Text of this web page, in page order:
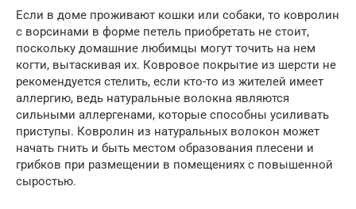
Если в доме проживают кошки или собаки, то ковролин
с ворсинами в форме петель приобретать не стоит,
поскольку домашние любимцы могут точить на нем
когти, вытаскивая их. Ковровое покрытие из шерсти не
рекомендуется стелить, если кто-то из жителей имеет
аллергию, ведь натуральные волокна являются
сильными аллергенами, которые способны усиливать
приступы. Ковролин из натуральных волокон может
начать гнить и быть местом образования плесени и
грибков при размещении в помещениях с повышенной
сыростью.